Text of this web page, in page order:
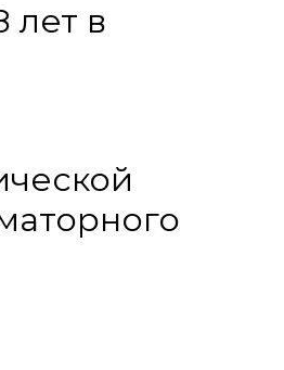
лет в